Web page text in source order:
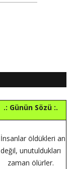
.: Günün Sözü :.
İnsanlar öldükleri an
değil, unutuldukları
zaman ölürler.